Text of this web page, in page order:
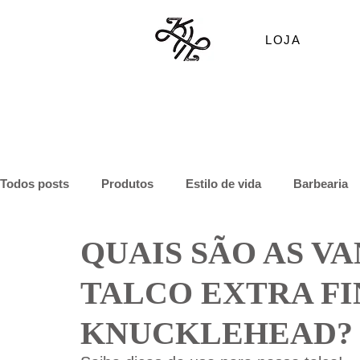
LOJA
Todos posts Produtos Estilo de vida Barbearia
QUAIS SÃO AS
TALCO EXTRA
KNUCKLEHEAD?